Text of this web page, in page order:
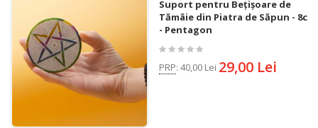
Suport pentru Bețișoare de
Tămâie din Piatra de Săpun - 8cm
- Pentagon
PRP: 40,00 Lei 29,00 Lei